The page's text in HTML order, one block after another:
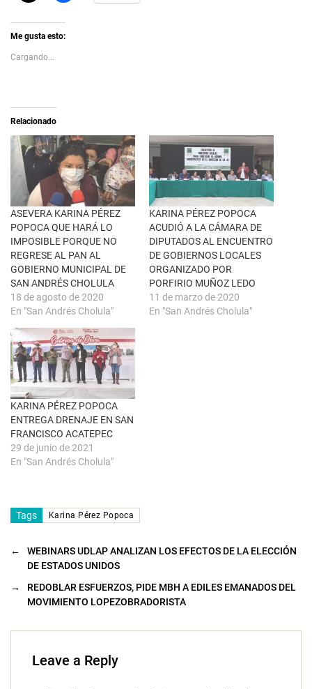
k
t
s
h
n
X
(
S
e
a
e
e
n
u
n
a
v
e
n
t
a
n
a
n
u
e
v
a
)
r
t
i
r
e
n
F
a
c
e
b
o
o
k
(
S
e
a
b
r
e
e
n
u
n
a
v
e
n
t
a
n
a
n
u
e
v
Me gusta esto:
Cargando...
Relacionado
ASEVERA KARINA PÉREZ
POPOCA QUE HARÁ LO
IMPOSIBLE PORQUE NO
REGRESE AL PAN AL
GOBIERNO MUNICIPAL DE
SAN ANDRÉS CHOLULA
18 de agosto de 2020
En "San Andrés Cholula"
KARINA PÉREZ POPOCA
ACUDIÓ A LA CÁMARA DE
DIPUTADOS AL ENCUENTRO
DE GOBIERNOS LOCALES
ORGANIZADO POR
PORFIRIO MUÑOZ LEDO
11 de marzo de 2020
En "San Andrés Cholula"
KARINA PÉREZ POPOCA
ENTREGA DRENAJE EN SAN
FRANCISCO ACATEPEC
29 de junio de 2021
En "San Andrés Cholula"
Tags Karina Pérez Popoca
←
WEBINARS UDLAP ANALIZAN LOS EFECTOS DE LA ELECCIÓN
DE ESTADOS UNIDOS
→
REDOBLAR ESFUERZOS, PIDE MBH A EDILES EMANADOS DEL
MOVIMIENTO LOPEZOBRADORISTA
Leave a Reply